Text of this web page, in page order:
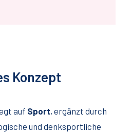
Konzept
auf Sport, ergänzt durch
und denksportliche